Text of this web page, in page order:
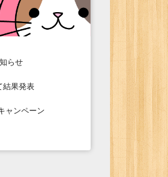
らせ
結果発表
ャンペーン